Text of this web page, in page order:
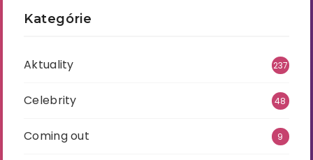
Kategórie
Aktuality 237
Celebrity 48
Coming out 9